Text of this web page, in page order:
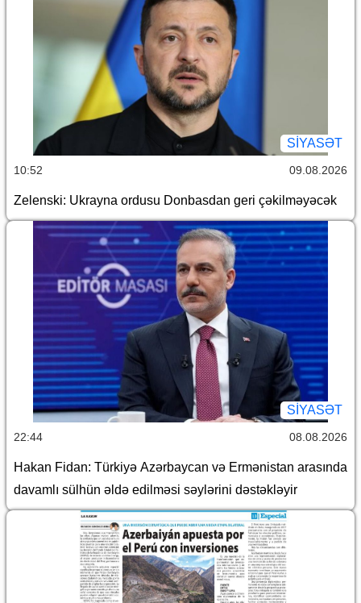
SİYASƏT
10:52 09.08.2026
Zelenski: Ukrayna ordusu Donbasdan geri çəkilməyəcək
SİYASƏT
22:44 08.08.2026
Hakan Fidan: Türkiyə Azərbaycan və Ermənistan arasında
davamlı sülhün əldə edilməsi səylərini dəstəkləyir